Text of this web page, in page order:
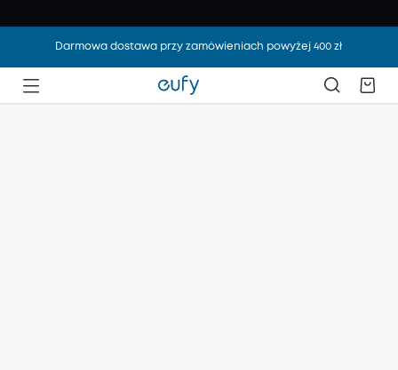
Darmowa dostawa przy zamówieniach powyżej 400 zł